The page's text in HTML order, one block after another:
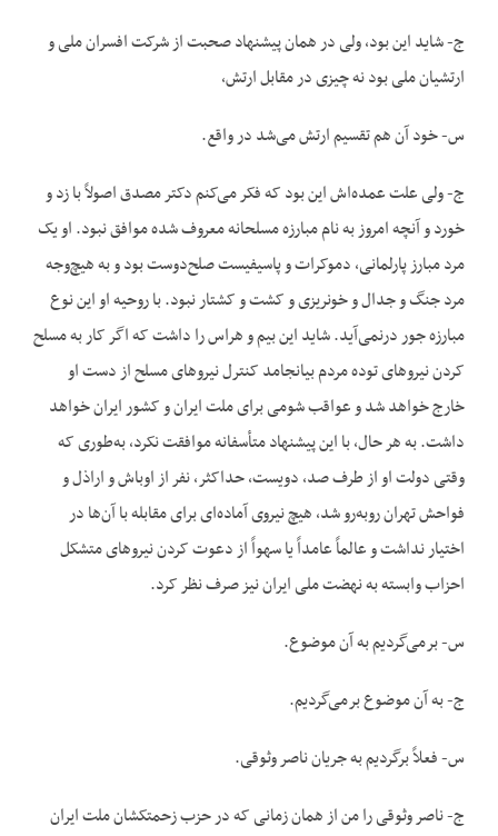
ج- شاید این بود، ولی در همان پیشنهاد صحبت از شرکت افسران ملی و
ارتشیان ملی بود نه چیزی در مقابل ارتش،
س- خود آن هم تقسیم ارتش می‌شد در واقع.
ج- ولی علت عمده‌اش این بود که فکر می‌کنم دکتر مصدق اصولاً با زد و
خورد و آنچه امروز به نام مبارزه مسلحانه معروف شده موافق نبود. او یک
مرد مبارز پارلمانی، دموکرات و پاسیفیست صلح‌دوست بود و به هیچ‌وجه
مرد جنگ و جدال و خونریزی و کشت و کشتار نبود. با روحیه او این نوع
مبارزه جور درنمی‌آید. شاید این بیم و هراس را داشت که اگر کار به مسلح
کردن نیروهای توده مردم بیانجامد کنترل نیروهای مسلح از دست او
خارج خواهد شد و عواقب شومی برای ملت ایران و کشور ایران خواهد
داشت. به هر حال، با این پیشنهاد متأسفانه موافقت نکرد، به‌طوری که
وقتی دولت او از طرف صد، دویست، حداکثر، نفر از اوباش و اراذل و
فواحش تهران روبه‌رو شد، هیچ نیروی آماده‌ای برای مقابله با آن‌ها در
اختیار نداشت و عالماً عامداً یا سهواً از دعوت کردن نیروهای متشکل
احزاب وابسته به نهضت ملی ایران نیز صرف نظر کرد.
س- برمی‌گردیم به آن موضوع.
ج- به آن موضوع برمی‌گردیم.
س- فعلاً برگردیم به جریان ناصر وثوقی.
ج- ناصر وثوقی را من از همان زمانی که در حزب زحمتکشان ملت ایران